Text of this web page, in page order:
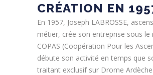
CRÉATION EN
En 1957, Joseph LABROSSE,
métier, crée son entreprise sous le
COPAS (Coopération Pour les
débute son activité en temps que
traitant exclusif sur Drome